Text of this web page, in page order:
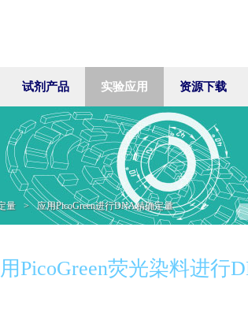
试剂产品 实验应用 资源下载
量 > 应用PicoGreen进行DNA精确定量
PicoGreen荧光染料进行